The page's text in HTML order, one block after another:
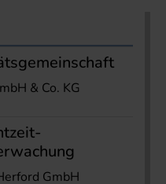
& Co. KG
GmbH